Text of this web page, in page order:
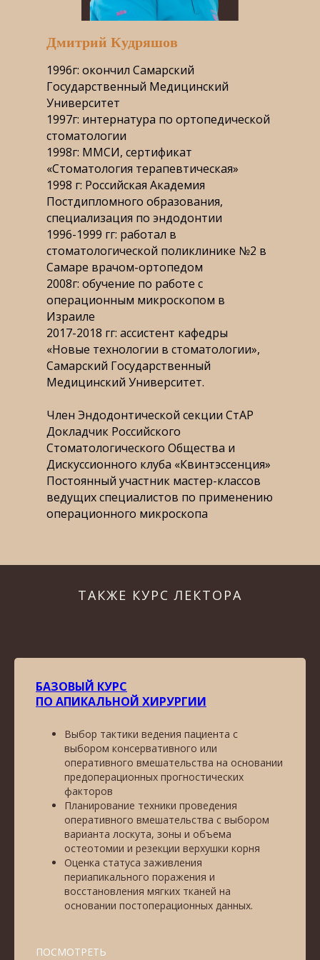
Дмитрий Кудряшов
1996г: окончил Самарский
Государственный Медицинский
Университет
1997г: интернатура по ортопедической
стоматологии
1998г: ММСИ, сертификат
«‎Стоматология терапевтическая»
1998 г: Российская Академия
Постдипломного образования,
специализация по эндодонтии
1996-1999 гг: работал в
стоматологической поликлинике №2 в
Самаре врачом-ортопедом
2008г: обучение по работе с
операционным микроскопом в
Израиле
2017-2018 гг: ассистент кафедры
«Новые технологии в стоматологии»,
Самарский Государственный
Медицинский Университет.
Член Эндодонтической секции СтАР
Докладчик Российского
Стоматологического Общества и
Дискуссионного клуба «Квинтэссенция»
Постоянный участник мастер-классов
ведущих специалистов по применению
операционного микроскопа
ТАКЖЕ КУРС ЛЕКТОРА
БАЗОВЫЙ КУРС
ПО АПИКАЛЬНОЙ ХИРУРГИИ
Выбор тактики ведения пациента с
выбором консервативного или
оперативного вмешательства на основании
предоперационных прогностических
факторов
Планирование техники проведения
оперативного вмешательства с выбором
варианта лоскута, зоны и объема
остеотомии и резекции верхушки корня
Оценка статуса заживления
периапикального поражения и
восстановления мягких тканей на
основании постоперационных данных.
ПОСМОТРЕТЬ